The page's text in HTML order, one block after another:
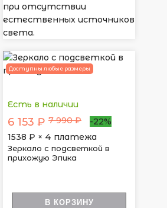
при отсутствии
естественных источников
света.
Доступны любые размеры
Есть в наличии
6 153 ₽ 7 990 ₽
-22%
1538 ₽ × 4 платежа
Зеркало с подсветкой в
прихожую Эпика
В КОРЗИНУ